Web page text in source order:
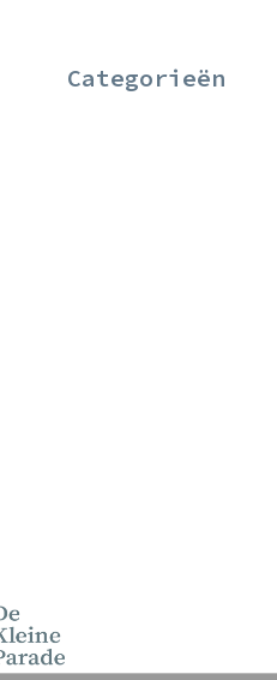
Categorieën